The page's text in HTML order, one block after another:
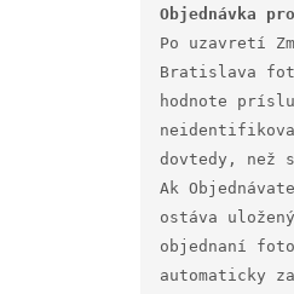
Po uzavretí
Bratislava
hodnote
dovtedy, než
Ak
ostáva
objednaní
automaticky